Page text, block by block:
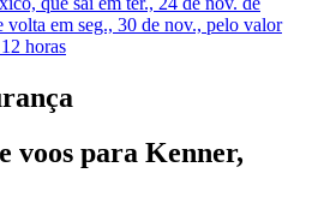
volta em seg., 30 de nov., pelo valor
horas
voos para Kenner,